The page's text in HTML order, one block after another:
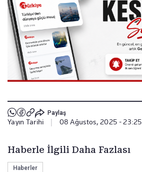
Paylaş
Yayın Tarihi 08 Ağustos, 2025 - 23:25
Haberle İlgili Daha Fazlası
Haberler